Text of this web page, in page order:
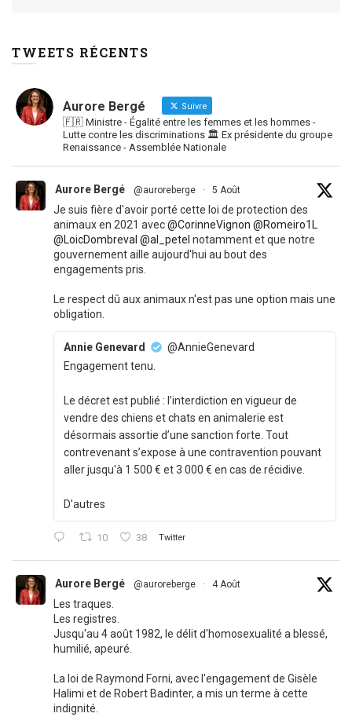
TWEETS RÉCENTS
Aurore Bergé Suivre
🇫🇷 Ministre - Égalité entre les femmes et les hommes -
Lutte contre les discriminations 🏛 Ex présidente du groupe
Renaissance - Assemblée Nationale
Aurore Bergé @auroreberge · 5 Août
Je suis fière d'avoir porté cette loi de protection des
animaux en 2021 avec@CorinneVignon @Romeiro1L
@LoicDombreval @al_petel notamment et que notre
gouvernement aille aujourd'hui au bout des
engagements pris.
Le respect dû aux animaux n'est pas une option mais une
obligation.
Annie Genevard
@AnnieGenevard
Engagement tenu.
Le décret est publié : l’interdiction en vigueur de
vendre des chiens et chats en animalerie est
désormais assortie d’une sanction forte. Tout
contrevenant s’expose à une contravention pouvant
aller jusqu'à 1 500 € et 3 000 € en cas de récidive.
D’autres
10 38 Twitter
Aurore Bergé @auroreberge · 4 Août
Les traques.
Les registres.
Jusqu'au 4 août 1982, le délit d'homosexualité a blessé,
humilié, apeuré.
La loi de Raymond Forni, avec l'engagement de Gisèle
Halimi et de Robert Badinter, a mis un terme à cette
indignité.